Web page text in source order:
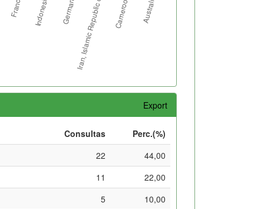
Export
Consultas
Perc.(%)
22
44,00
11
22,00
5
10,00